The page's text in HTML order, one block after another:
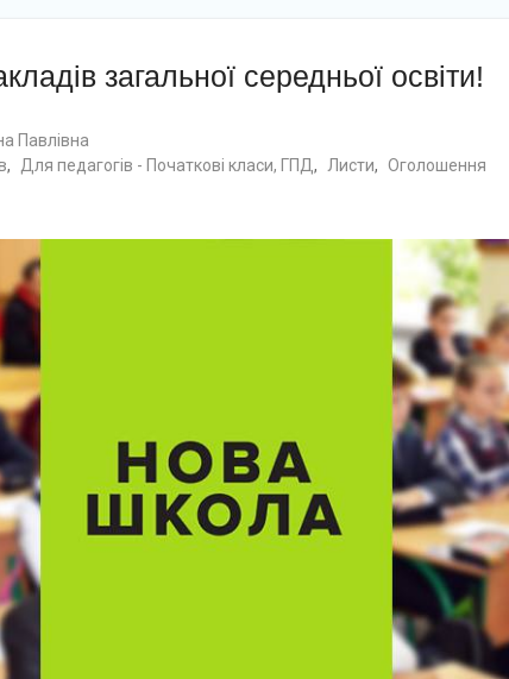
загальної середньої освіти!
Павлівна
, Для педагогів - Початкові класи, ГПД , Листи, Оголошення